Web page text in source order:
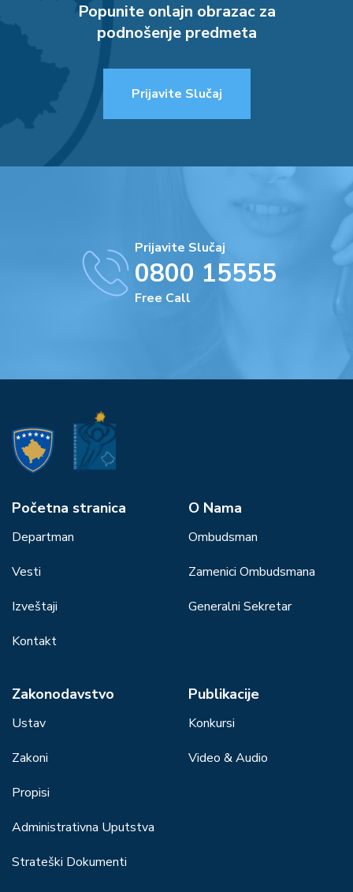
Popunite onlajn obrazac za
podnošenje predmeta
Prijavite Slučaj
Prijavite Slučaj
0800 15555
Free Call
Početna stranica
Departman
Vesti
Izveštaji
Kontakt
О Nama
Ombudsman
Zamenici Ombudsmana
Generalni Sekretar
Zakonodavstvo
Ustav
Zakoni
Propisi
Administrativna Uputstva
Strateški Dokumenti
Publikacije
Konkursi
Video & Audio